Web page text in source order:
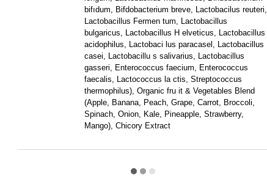
bifıdum, Bifdobacterium breve, Lactobacilus reuteri,
Lactobacillus Fermen tum, Lactobacillus
bulgaricus, Lactobacillus H elveticus, Lactobacillus
acidophilus, Lactobaci lus paracasel, Lactobacillus
casei, Lactobacillu s salivarius, Lactobacillus
gasseri, Enterococcus faecium, Enterococcus
faecalis, Lactococcus la ctis, Streptococcus
thermophilus), Organic fru it & Vegetables Blend
(Apple, Banana, Peach, Grape, Carrot, Broccoli,
Spinach, Onion, Kale, Pineapple, Strawberry,
Mango), Chicory Extract